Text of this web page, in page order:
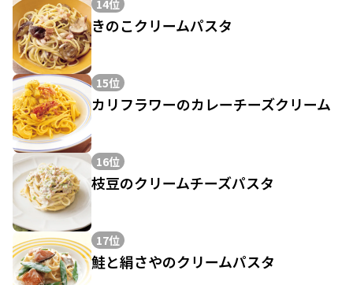
14位
きのこクリームパスタ
15位
カリフラワーのカレーチーズクリーム
16位
枝豆のクリームチーズパスタ
17位
鮭と絹さやのクリームパスタ